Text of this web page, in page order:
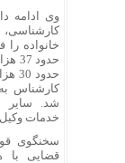
وی ادامه
خانواده
کارشناس
شد. سایر
خدمات
سخنگوی
قضایی با